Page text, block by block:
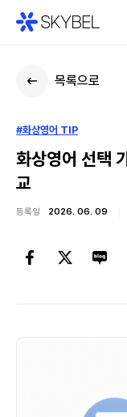
목록으로
#화상영어 TIP
화상영어 선택
교
등록일 2026. 06. 09